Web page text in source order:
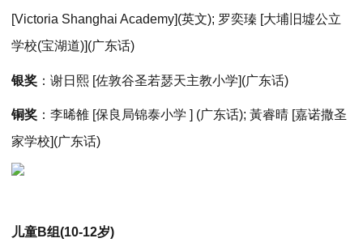
[Victoria Shanghai Academy](英文); 罗奕瑧 [大埔旧墟公立
学校(宝湖道)](广东话)
银奖 ：谢日熙 [佐敦谷圣若瑟天主教小学](广东话)
铜奖 ：李晞雒 [保良局锦泰小学 ] (广东话); 黃睿晴 [嘉诺撒圣
家学校](广东话)
儿童B组(10-12岁)